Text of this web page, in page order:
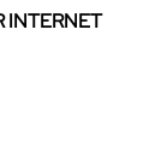
INTERNET